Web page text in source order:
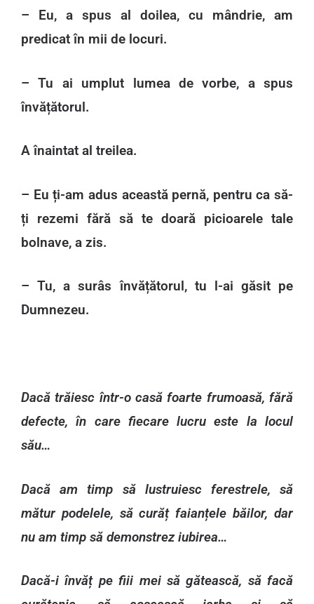
– Eu, a spus al doilea, cu mândrie, am
predicat în mii de locuri.
– Tu ai umplut lumea de vorbe, a spus
învățătorul.
A înaintat al treilea.
– Eu ți-am adus această pernă, pentru ca să-
ți rezemi fără să te doară picioarele tale
bolnave, a zis.
– Tu, a surâs învățătorul, tu l-ai găsit pe
Dumnezeu.
Dacă trăiesc într-o casă foarte frumoasă, fără
defecte, în care fiecare lucru este la locul
său…
Dacă am timp să lustruiesc ferestrele, să
mătur podelele, să curăț faianțele băilor, dar
nu am timp să demonstrez iubirea…
Dacă-i învăț pe fiii mei să gătească, să facă